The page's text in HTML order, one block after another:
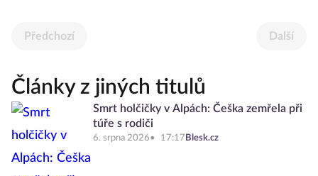
Předchozí Další
Články z jiných titulů
Smrt holčičky v Alpách: Češka zemřela při
túře s rodiči
6. srpna 2026 17:17 Blesk.cz